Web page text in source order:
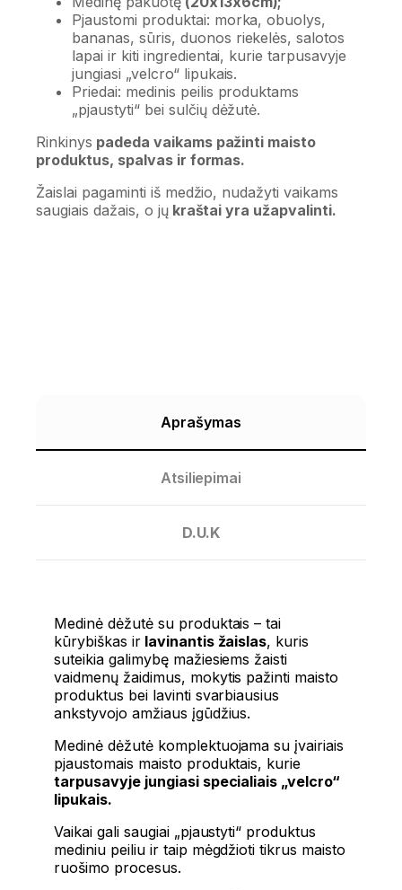
Pjaustomi produktai: morka, obuolys,
bananas, sūris, duonos riekelės, salotos
lapai ir kiti ingredientai, kurie tarpusavyje
jungiasi „velcro“ lipukais.
Priedai: medinis peilis produktams
„pjaustyti“ bei sulčių dėžutė.
Rinkinys padeda vaikams pažinti maisto
produktus, spalvas ir formas.
Žaislai pagaminti iš medžio, nudažyti vaikams
saugiais dažais, o jųkraštai yra užapvalinti.
Aprašymas
Atsiliepimai
D.U.K
Medinė dėžutė su produktais – tai
kūrybiškas irlavinantis žaislas, kuris
suteikia galimybę mažiesiems žaisti
vaidmenų žaidimus, mokytis pažinti maisto
produktus bei lavinti svarbiausius
ankstyvojo amžiaus įgūdžius.
Medinė dėžutė komplektuojama su įvairiais
pjaustomais maisto produktais, kurie
tarpusavyje jungiasi specialiais „velcro“
lipukais.
Vaikai gali saugiai „pjaustyti“ produktus
mediniu peiliu ir taip mėgdžioti tikrus maisto
ruošimo procesus.